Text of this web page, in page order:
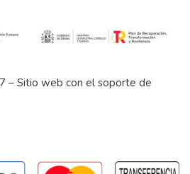
– Sitio web con el soporte de